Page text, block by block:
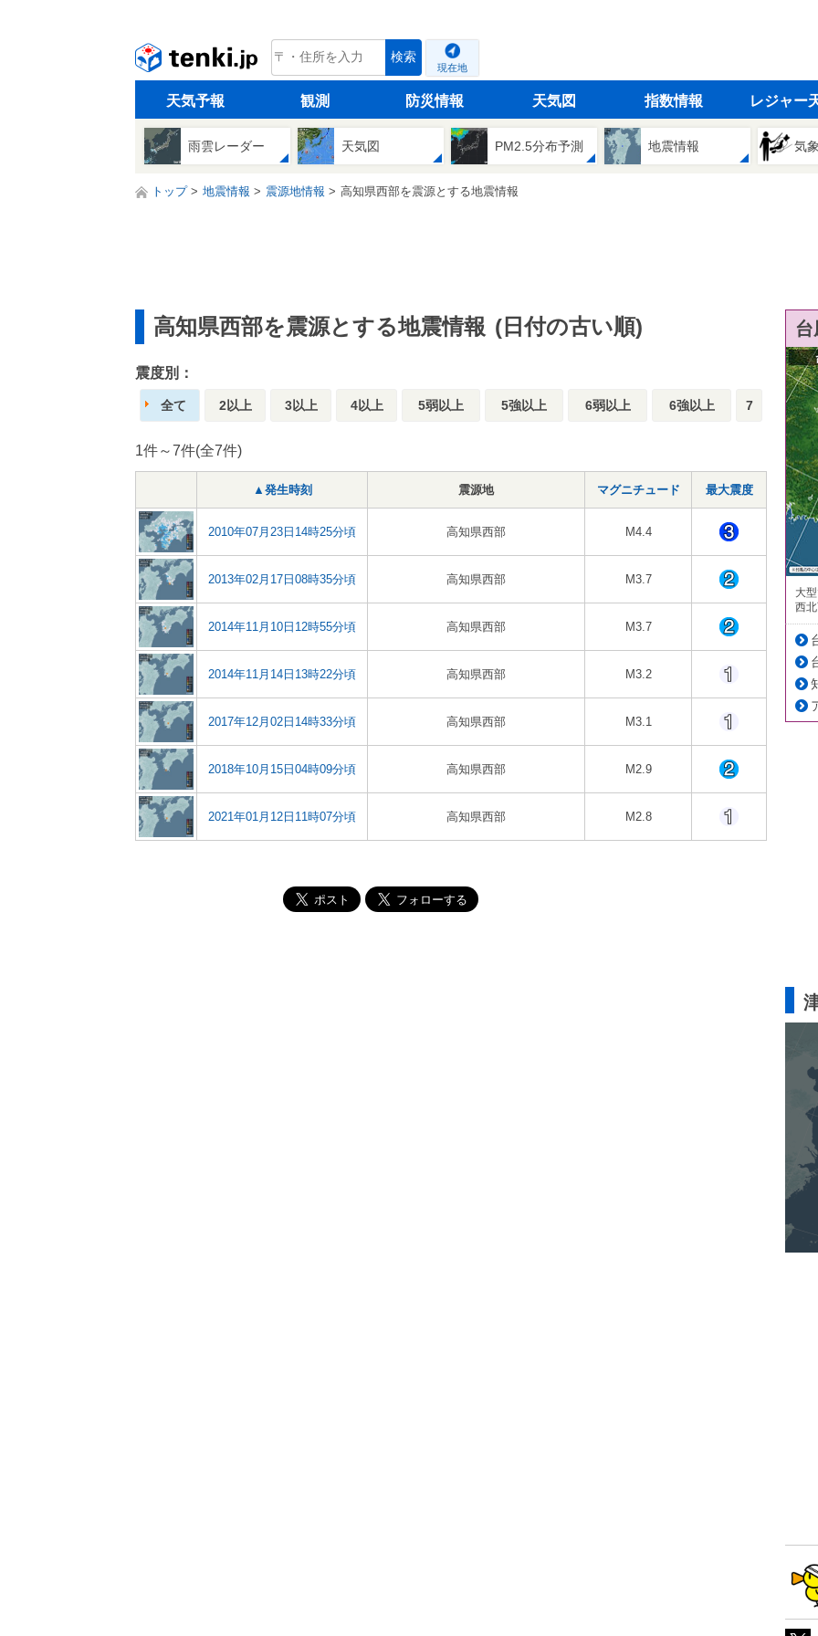
tenki.jp 検索
現在地
天気予報 観測 防災情報 天気図 指数情報 レジャー
雨雲レーダー 天気図 PM2.5分布予測 地震情報 気
トップ 地震情報 震源地情報 高知県西部を震源とする地震情報
高知県西部を震源とする地震情報 (日付の古い順)
震度別：
全て 2以上 3以上 4以上 5弱以上 5強以上 6弱以上 6強以上 7
1件～7件(全7件)
▲発生時刻 震源地 マグニチュード 最大震度
2010年07月23日14時25分頃 高知県西部 M4.4
2013年02月17日08時35分頃 高知県西部 M3.7
2014年11月10日12時55分頃 高知県西部 M3.7
2014年11月14日13時22分頃 高知県西部 M3.2
2017年12月02日14時33分頃 高知県西部 M3.1
2018年10月15日04時09分頃 高知県西部 M2.9
2021年01月12日11時07分頃 高知県西部 M2.8
大
西